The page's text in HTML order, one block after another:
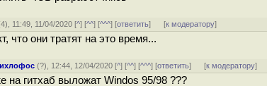
4), 11:49, 11/04/2020 [^] [^^] [^^^] [ответить] [к модератору]
что они тратят на это время...
(?), 12:44, 12/04/2020 [^] [^^] [^^^] [ответить] [к модератору]
на гитхаб выложат Windos 95/98 ???